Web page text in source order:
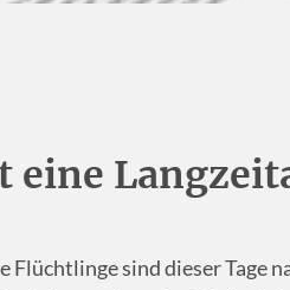
Flüchtlinge sind dieser Tage